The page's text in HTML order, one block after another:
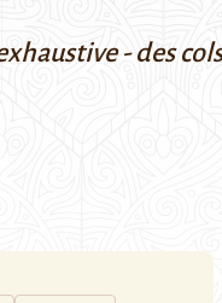
- des